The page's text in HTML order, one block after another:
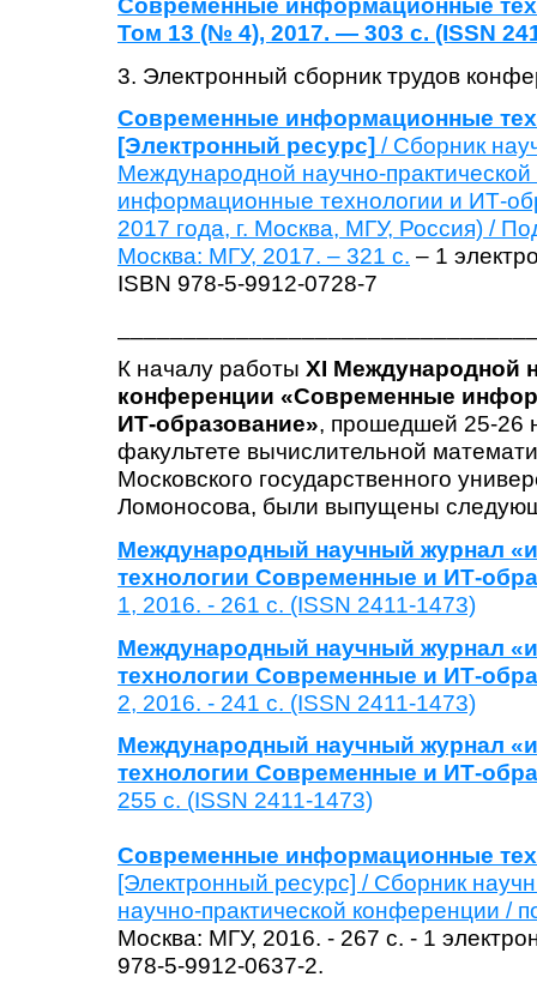
Том 13 (№ 4), 2017. — 303 с. (ISSN
3. Электронный сборник трудов
Современные информационные
[Электронный ресурс] / Сборник
Международной научно-
информационные технологии и ИТ-
2017 года, г. Москва, МГУ, Россия) /
Москва: МГУ, 2017. – 321 с. – 1
ISBN 978-5-9912-0728-7
К началу работы XI Международной
конференции «Современные
ИТ-образование», прошедшей 25-26
факультете вычислительной
Московского государственного
Ломоносова, были выпущены
Международный научный журнал
технологии Современные и ИТ-
1, 2016. - 261 с. (ISSN 2411-1473)
Международный научный журнал
технологии Современные и ИТ-
2, 2016. - 241 с. (ISSN 2411-1473)
Международный научный журнал
технологии Современные и ИТ-
255 с. (ISSN 2411-1473)
Современные информационные
[Электронный ресурс] / Сборник
научно-практической конференции /
Москва: МГУ, 2016. - 267 с. - 1
978-5-9912-0637-2.